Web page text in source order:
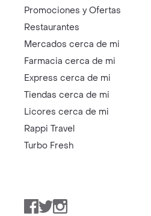
Promociones y Ofertas
Restaurantes
Mercados cerca de mi
Farmacia cerca de mi
Express cerca de mi
Tiendas cerca de mi
Licores cerca de mi
Rappi Travel
Turbo Fresh
Facebook
TwitterInstagram